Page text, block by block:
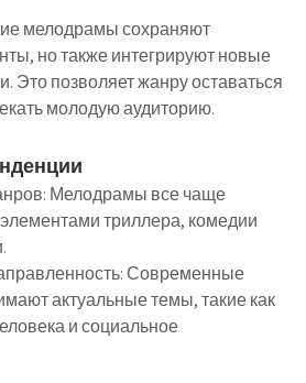
мелодрамы сохраняют
но также интегрируют новые
Это позволяет жанру оставаться
молодую аудиторию.
: Мелодрамы все чаще
триллера, комедии
: Современные
актуальные темы, такие как
и социальное